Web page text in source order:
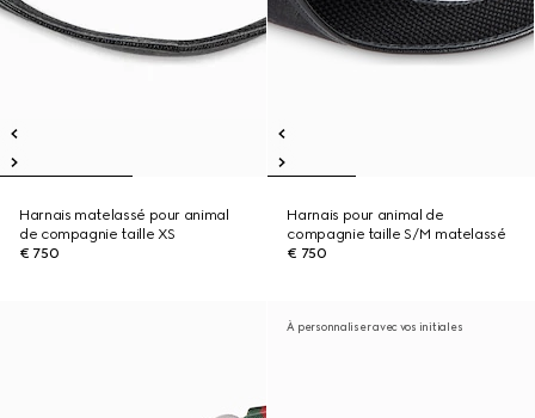
Harnais matelassé pour animal
de compagnie taille XS
€ 750
Harnais pour animal de
compagnie taille S/M matelassé
€ 750
À personnaliser avec vos initiales